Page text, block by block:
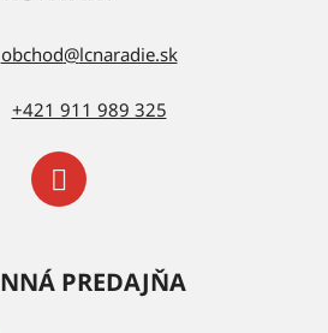
obchod@lcnaradie.sk
+421 911 989 325
PREDAJŇA